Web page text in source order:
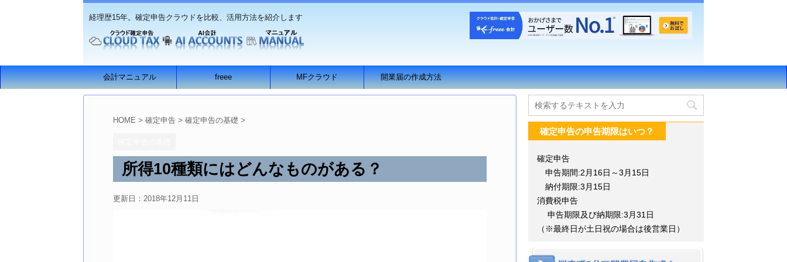
経理歴15年。確定申告クラウドを比較、活用方法を紹介します
会計マニュアル freee MFクラウド 開業届の作成方法
HOME > 確定申告 > 確定申告の基礎 >
所得10種類にはどんなものがある？
更新日： 2018年12月11日
確定申告の申告期限はいつ？
確定申告
申告期間:2月16日～3月15日
納付期限:3月15日
消費税申告
申告期限及び納期限:3月31日
（※最終日が土日祝の場合は後営業日）